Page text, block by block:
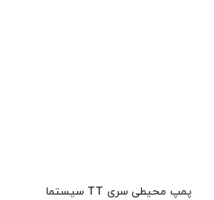
پمپ محیطی سری TT سیستما